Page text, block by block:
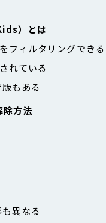
）とは
フィルタリングできる
れている
もある
方法
異なる